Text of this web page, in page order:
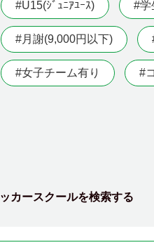
#U15(ｼﾞｭﾆｱﾕｰｽ) #学
#月謝(9,000円以下)
#女子チーム有り #
カースクールを検索する